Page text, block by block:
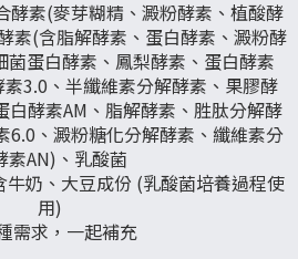
酵素(麥芽糊精、澱粉酵素、植酸酵
素(含脂解酵素、蛋白酵素、澱粉酵
蛋白酵素、鳳梨酵素、蛋白酵素
3.0、半纖維素分解酵素、果膠酵
白酵素AM、脂解酵素、胜肽分解酵
6.0、澱粉糖化分解酵素、纖維素分
素AN)、乳酸菌
奶、大豆成份 (乳酸菌培養過程使
用)
需求，一起補充